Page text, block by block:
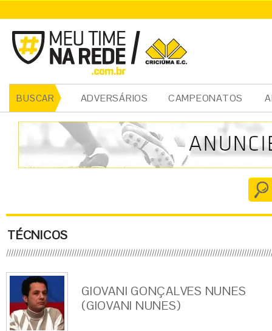
BUSCAR ADVERSÁRIOS CAMPEONATOS
TÉCNICOS
GIOVANI GONÇALVES NUNES
(GIOVANI NUNES)